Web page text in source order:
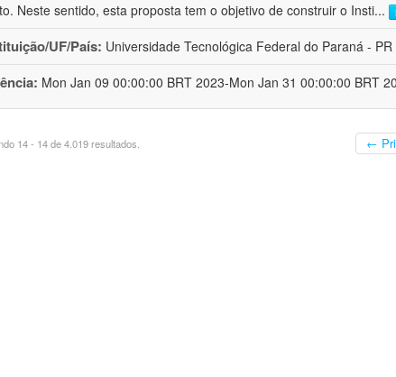
Neste sentido, esta proposta tem o objetivo de construir o Insti...
UF/País: Universidade Tecnológica Federal do Paraná - PR
Mon Jan 09 00:00:00 BRT 2023-Mon Jan 31 00:00:00 BRT
14 - 14 de 4.019 resultados. ←